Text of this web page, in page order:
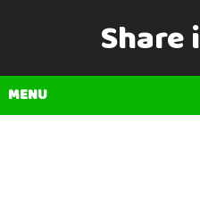
Share
MENU